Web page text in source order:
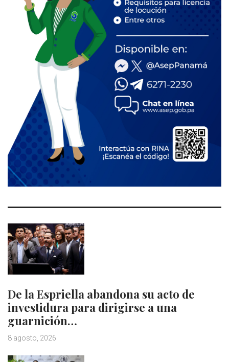
De la Espriella abandona su acto de
investidura para dirigirse a una
guarnición…
8 agosto, 2026